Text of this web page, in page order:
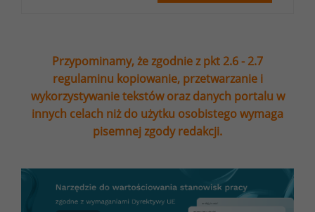
Przypominamy, że zgodnie z pkt 2.6 - 2.7
regulaminu kopiowanie, przetwarzanie i
wykorzystywanie tekstów oraz danych portalu w
innych celach niż do użytku osobistego wymaga
pisemnej zgody redakcji.